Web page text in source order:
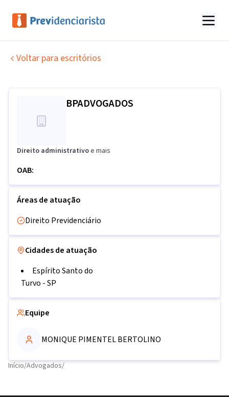
Voltar para escritórios
BPADVOGADOS
Direito administrativoe mais
OAB:
Áreas de atuação
Direito Previdenciário
Cidades de atuação
Espírito Santo do
Turvo -SP
Equipe
MONIQUE PIMENTEL BERTOLINO
Início/Advogados/